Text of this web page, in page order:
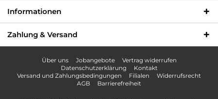
Informationen
Zahlung & Versand
Über uns Jobangebote
Vertrag widerrufen
Datenschutzerklärung
Kontakt
Versand und Zahlungsbedingungen
Filialen
Widerrufsrecht
AGB
Barrierefreiheit